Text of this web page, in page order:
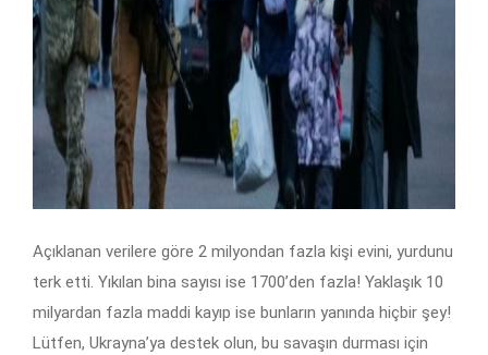
Açıklanan verilere göre 2 milyondan fazla kişi evini, yurdunu
terk etti. Yıkılan bina sayısı ise 1700’den fazla! Yaklaşık 10
milyardan fazla maddi kayıp ise bunların yanında hiçbir şey!
Lütfen, Ukrayna’ya destek olun, bu savaşın durması için